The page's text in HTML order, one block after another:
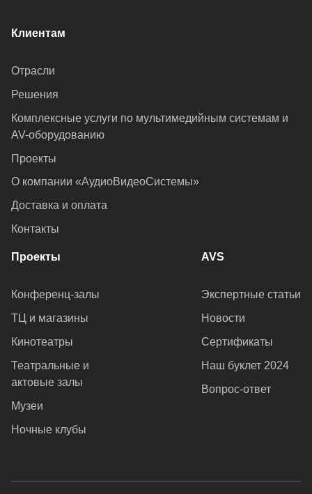
Клиентам
Отрасли
Решения
Комплексные услуги по мультимедийным системам и
AV-оборудованию
Проекты
О компании «АудиоВидеоСистемы»
Доставка и оплата
Контакты
Проекты
Конференц-залы
ТЦ и магазины
Кинотеатры
Театральные и
актовые залы
Музеи
Ночные клубы
AVS
Экспертные статьи
Новости
Сертификаты
Наш буклет 2024
Вопрос-ответ